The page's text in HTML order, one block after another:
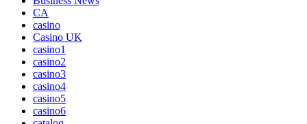
CA
casino
Casino UK
casino1
casino2
casino3
casino4
casino5
casino6